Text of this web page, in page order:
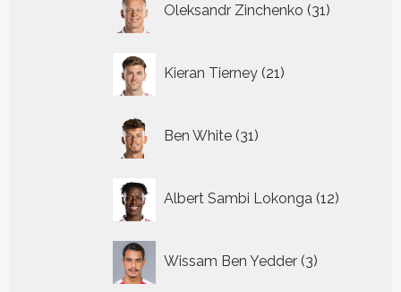
Oleksandr Zinchenko 31
producten
Kieran Tierney 21
producten
Ben White 31
producten
Albert Sambi Lokonga 12
Wissam Ben Yedder 3
producten